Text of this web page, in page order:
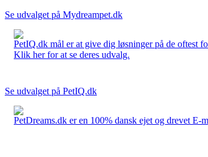
Se udvalget på Mydreampet.dk
PetIQ.dk mål er at give dig løsninger på de oftest
Klik her for at se deres udvalg.
Se udvalget på PetIQ.dk
PetDreams.dk er en 100% dansk ejet og drevet